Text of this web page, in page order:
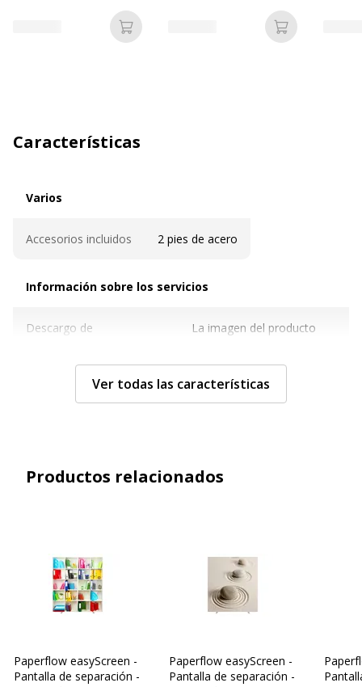
Añadir a la cesta Añadir a la
Características
Varios
Accesorios incluidos 2 pies de acero
Información sobre los servicios
Descargo de
La imagen del producto
Características técnicas
Características técnicas
Material del producto
Características generales
Características generales
Categoría de color Beige
Ver todas las características
Productos relacionados
Paperflow easyScreen -
Pantalla de separación -
Paperflow easyScreen -
Pantalla de separación -